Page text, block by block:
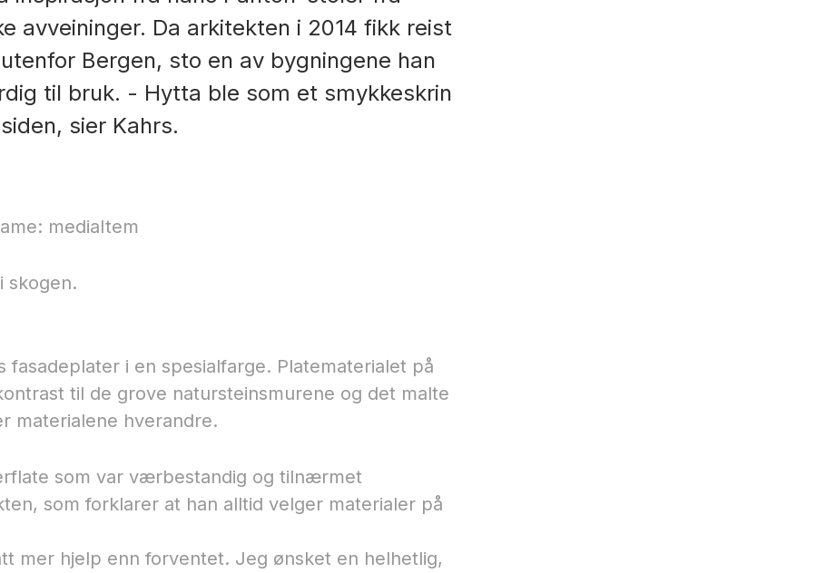
avveininger. Da arkitekten i 2014 fikk reist
Bergen, sto en av bygningene han
til bruk. - Hytta ble som et smykkeskrin
sier Kahrs.
mediaItem
skogen.
i en spesialfarge. Platematerialet på
til de grove natursteinsmurene og det malte
materialene hverandre.
som var værbestandig og tilnærmet
som forklarer at han alltid velger materialer på
mer hjelp enn forventet. Jeg ønsket en helhetlig,